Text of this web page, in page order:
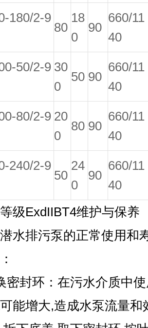
180/2-9
80
18
0
90
660/11
40
50/2-9 30
0
50 90
660/11
40
80/2-9 20
0
80 90
660/11
40
240/2-9
50
24
0
90
660/11
40
级ExdIIBT4维护与保养
水排污泵的正常使用和
密封环：在污水介质中
能增大,造成水泵流量